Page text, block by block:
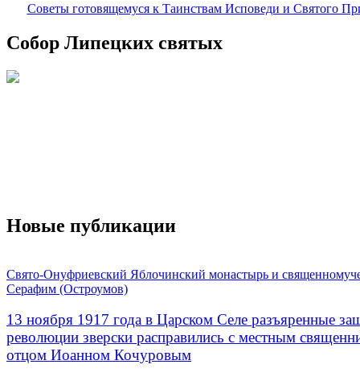
Советы готовящемуся к Таинствам Исповеди и Святого
Собор Липецких святых
Новые публикации
Свято-Онуфриевский Яблочинский монастырь и
Серафим (Остроумов)
13 ноября 1917 года в Царском Селе разъяренные
революции зверски расправились с местным
отцом Иоанном Кочуровым